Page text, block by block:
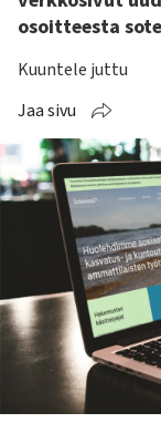
osoitteesta
Kuuntele juttu
Jaa sivu